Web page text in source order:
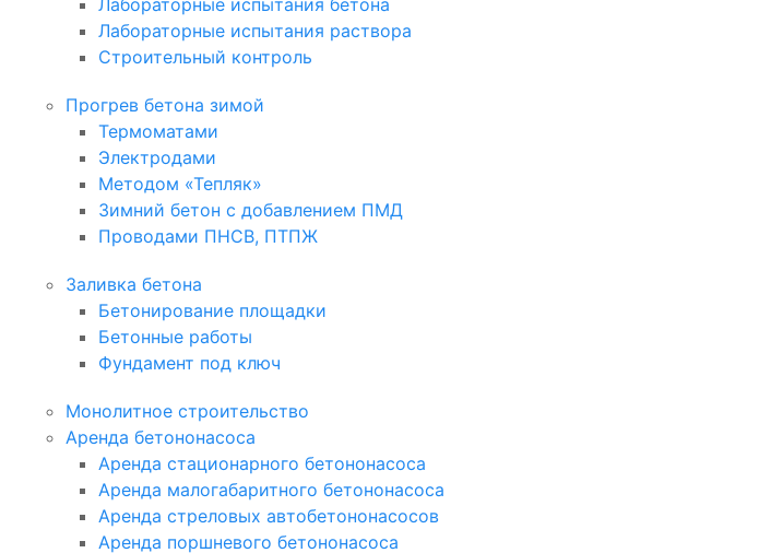
Лабораторные испытания раствора
Строительный контроль
Прогрев бетона зимой
Термоматами
Электродами
Методом «Тепляк»
Зимний бетон с добавлением ПМД
Проводами ПНСВ, ПТПЖ
Заливка бетона
Бетонирование площадки
Бетонные работы
Фундамент под ключ
Монолитное строительство
Аренда бетононасоса
Аренда стационарного бетононасоса
Аренда малогабаритного бетононасоса
Аренда стреловых автобетононасосов
Аренда поршневого бетононасоса